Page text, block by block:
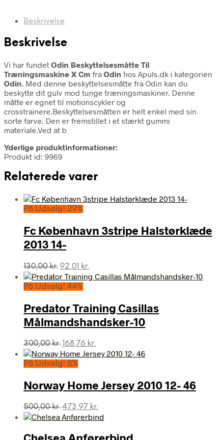
Beskrivelse
Beskrivelse
Vi har fundet Odin Beskyttelsesmåtte Til
Træningsmaskine X Cm fra Odin hos Apuls.dk i kategorien
Odin. Med denne beskyttelsesmåtte fra Odin kan du
beskytte dit gulv mod tunge træningsmaskiner. Denne
måtte er egnet til motionscykler og
crosstrainere.Beskyttelsesmåtten er helt enkel med sin
sorte farve. Den er fremstillet i et stærkt gummi
materiale.Ved at b
Yderlige produktinformationer:
Produkt id: 9969
Relaterede varer
På Udsalg! 29%
Fc København 3stripe Halstørklæde
2013 14-
130,00kr. Den
oprindelige
pris
130,00 kr..
92,01 kr.
aktuelle
92,01 kr..
På Udsalg! 44%
Predator Training Casillas
Målmandshandsker-10
300,00kr. Den
oprindelige
pris
300,00 kr..
168,76 kr.
aktuelle
168,76 kr..
På Udsalg! 5%
Norway Home Jersey 2010 12- 46
500,00kr. Den
oprindelige
var:
473,97 kr.
aktuelle
er: